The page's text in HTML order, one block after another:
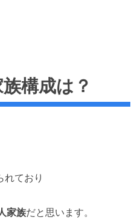
構成は？
れており
家族だと思います。